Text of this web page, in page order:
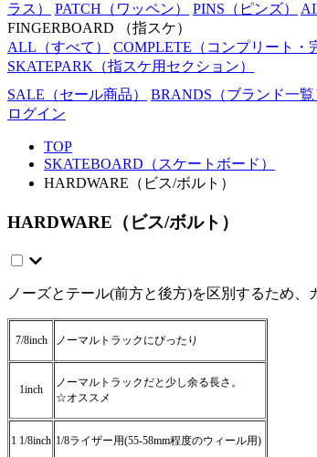
ラス）
PATCH （ワッペン） PINS （ピンズ）
FINGERBOARD
（指スケ）
ALL （すべて） COMPLETE （コンプリート・
SKATEPARK （指スケ用セクション）
SALE （セール商品） BRANDS （ブランド一覧
ログイン
TOP
SKATEBOARD（スケートボード）
HARDWARE（ビス/ボルト）
HARDWARE（ビス/ボルト）
ノーズとテール(前方と後方)を区別するため
7/8inch ノーマルトラックにぴったり
1inch
ノーマルトラックだと少し余る長さ。
☆オススメ
1 1/8inch 1/8ライザー用(55-58mm程度のウィール用)